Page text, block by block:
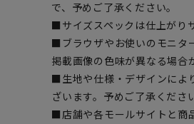
で、予めご了承ください。
■サイズスペックは仕上がり
■ブラウザやお使いのモニタ
掲載画像の色味が異なる場合
■生地や仕様・デザインによ
ざいます。予めご了承くださ
■店舗や各モールサイトと商